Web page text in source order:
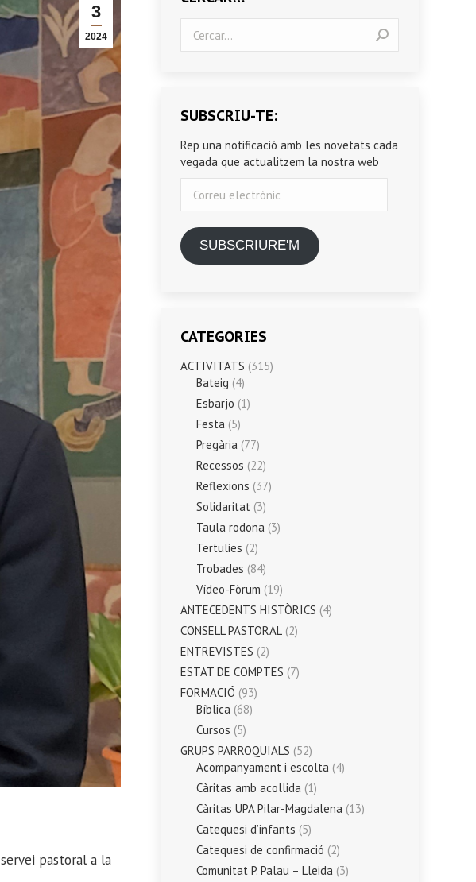
3
2024
pastoral a la
SUBSCRIU-TE:
Rep una notificació amb les novetats cada
vegada que actualitzem la nostra web
electrònic
SUBSCRIURE'M
CATEGORIES
ACTIVITATS (315)
Bateig (4)
Esbarjo (1)
Festa (5)
Pregària (77)
Recessos (22)
Reflexions (37)
Solidaritat (3)
Taula rodona (3)
Tertulies (2)
Trobades (84)
Vídeo-Fòrum (19)
ANTECEDENTS HISTÒRICS (4)
CONSELL PASTORAL (2)
ENTREVISTES (2)
ESTAT DE COMPTES (7)
FORMACIÓ (93)
Bíblica (68)
Cursos (5)
GRUPS PARROQUIALS (52)
Acompanyament i escolta (4)
Càritas amb acollida (1)
Càritas UPA Pilar-Magdalena (13)
Catequesi d’infants (5)
Catequesi de confirmació (2)
Comunitat P. Palau – Lleida (3)